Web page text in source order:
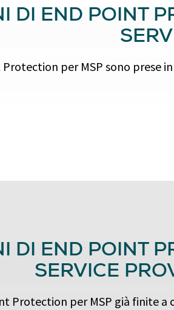
DI END POINT
Protection per MSP sono
DI END POINT
SERVICE
Protection per MSP già finite